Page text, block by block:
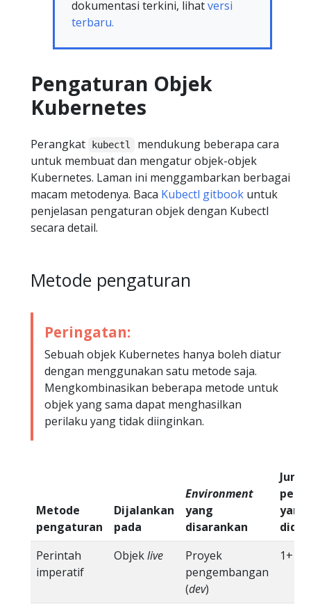
dokumentasi terkini, lihatversi
terbaru.
Pengaturan Objek
Kubernetes
Perangkat kubectl
mendukung beberapa cara
untuk membuat dan mengatur objek-objek
Kubernetes. Laman ini menggambarkan berbagai
macam metodenya. Baca Kubectl gitbook untuk
penjelasan pengaturan objek dengan Kubectl
secara detail.
Metode pengaturan
Peringatan:
Sebuah objek Kubernetes hanya boleh diatur
dengan menggunakan satu metode saja.
Mengkombinasikan beberapa metode untuk
objek yang sama dapat menghasilkan
perilaku yang tidak diinginkan.
Metode
pengaturan
Dijalankan
pada
Environment
yang
disarankan
yang
Perintah
imperatif
Objeklive
Proyek
pengembangan
(dev)
1+